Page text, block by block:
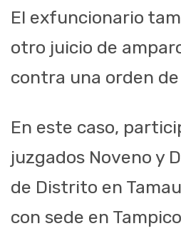
El exfuncionario
otro juicio de
contra una orden
En este caso,
juzgados Noveno y
de Distrito en
con sede en